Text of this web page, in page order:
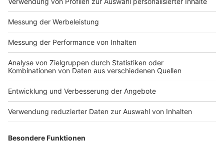
Impressum
Nutzungsbedingungen
Jobs
Presse
Werben
Archiv
Kontakt
Studio-Hotline
Verkehrs-Hotline
Newsletter